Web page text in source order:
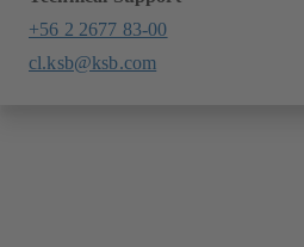
+56 2 2677 83-00
cl.ksb@ksb.com